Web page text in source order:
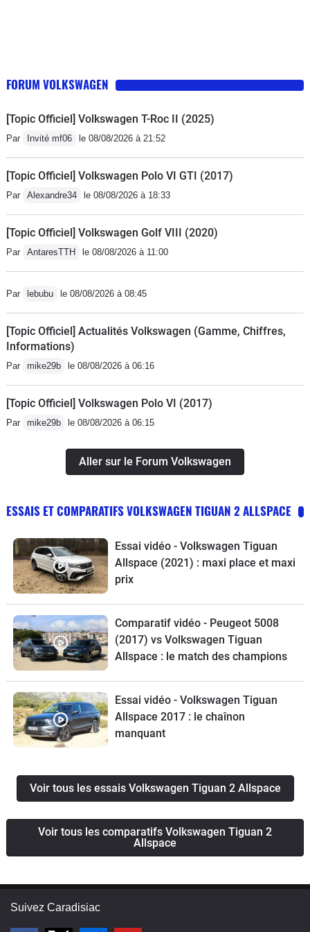
efface la partie centrale de votre tableau de bord. Au
régime en raison d'un turbo très mal étagé. La pédale
d'accélérateur est ridiculement petite et a tendance à
doute)...../....En conclusion, il faut absolument fuir ce
véhicule qui apparaît comme un prototype avec des
défauts incroyables pour son niveau de prix et la
qualité revendiquée. C'est notre première voiture VW;
ce sera également la dernière.
FORUM VOLKSWAGEN
[Topic Officiel] Volkswagen T-Roc II (2025)
Par Invité mf06 le 08/08/2026 à 21:52
[Topic Officiel] Volkswagen Polo VI GTI (2017)
Par Alexandre34 le 08/08/2026 à 18:33
[Topic Officiel] Volkswagen Golf VIII (2020)
Par AntaresTTH le 08/08/2026 à 11:00
Par lebubu le 08/08/2026 à 08:45
[Topic Officiel] Actualités Volkswagen (Gamme, Chiffres,
Informations)
Par mike29b le 08/08/2026 à 06:16
[Topic Officiel] Volkswagen Polo VI (2017)
Par mike29b le 08/08/2026 à 06:15
Aller sur le Forum Volkswagen
ESSAIS ET COMPARATIFS VOLKSWAGEN TIGUAN 2 ALLSPACE
Essai vidéo - Volkswagen Tiguan
Allspace (2021) : maxi place et maxi
prix
Comparatif vidéo - Peugeot 5008
(2017) vs Volkswagen Tiguan
Allspace : le match des champions
Essai vidéo - Volkswagen Tiguan
Allspace 2017 : le chaînon
manquant
Voir tous les essais Volkswagen Tiguan 2 Allspace
Voir tous les comparatifs Volkswagen Tiguan 2
Allspace
Suivez Caradisiac